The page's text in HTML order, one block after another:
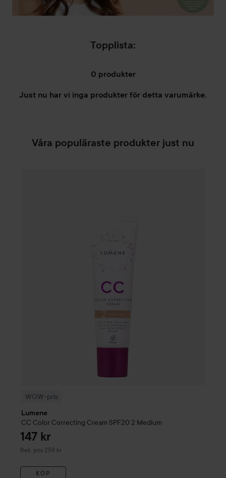
Topplista:
0 produkter
HOPPA TILL FILTRERA
Just nu har vi inga produkter för detta varumärke.
Våra populäraste produkter just nu
WOW-pris
Lumene
CC Color Correcting Cream SPF20 2 Medium
147 kr
Rek. pris 259 kr
Rekommenderat pris 259 kr
KÖP
Color Correcting Cream SPF20